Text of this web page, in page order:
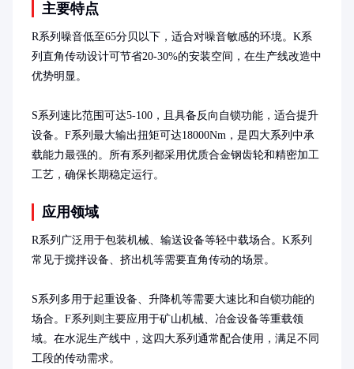
主要特点
R系列噪音低至65分贝以下，适合对噪音敏感的环境。K系
列直角传动设计可节省20-30%的安装空间，在生产线改造中
优势明显。
S系列速比范围可达5-100，且具备反向自锁功能，适合提升
设备。F系列最大输出扭矩可达18000Nm，是四大系列中承
载能力最强的。所有系列都采用优质合金钢齿轮和精密加工
工艺，确保长期稳定运行。
应用领域
R系列广泛用于包装机械、输送设备等轻中载场合。K系列
常见于搅拌设备、挤出机等需要直角传动的场景。
S系列多用于起重设备、升降机等需要大速比和自锁功能的
场合。F系列则主要应用于矿山机械、冶金设备等重载领
域。在水泥生产线中，这四大系列通常配合使用，满足不同
工段的传动需求。